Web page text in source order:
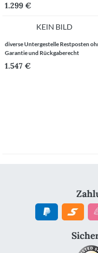
1.299 €
KEIN BILD
diverse Untergestelle Restposten
Garantie und Rückgaberecht
1.547 €